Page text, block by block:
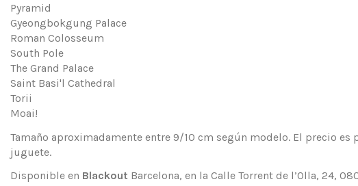
Pyramid
Gyeongbokgung Palace
Roman Colosseum
South Pole
The Grand Palace
Saint Basi'l Cathedral
Torii
Moai!
Tamaño aproximadamente entre 9/10 cm según modelo. El precio
juguete.
Disponible en Blackout Barcelona, en la Calle Torrent de l’Olla, 24,